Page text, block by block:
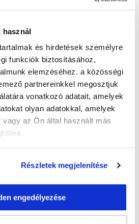
használ
és hirdetések személyre
funkciók biztosításához,
elemzéséhez. a közösségi
partnereinkkel megosztjuk
vonatkozó adatait, amelyek
olyan adatokkal, amelyek
vagy az Ön által használt más
Részletek megjelenítése
engedélyezése
2026-09-23
ajándék Pénztárgép helyes